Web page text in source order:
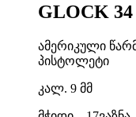
GLOCK 34
ამერიკული
პისტოლეტი
კალ. 9 მმ